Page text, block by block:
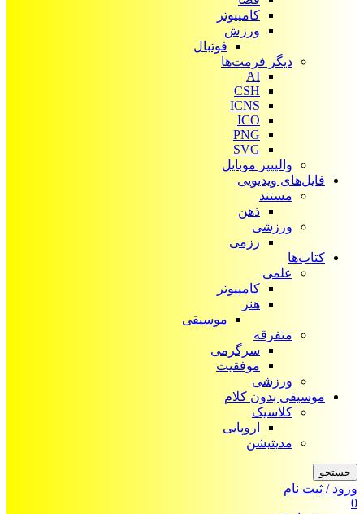
کامپیوتر
ورزش
فوتبال
دیگر فرمت‌ها
AI
CSH
ICNS
ICO
PNG
SVG
والپیپر موبایل
فایل‌های ویدیویی
مستند
ذهن
ورزشی
رزمی
کتاب‌ها
علمی
کامپیوتر
هنر
موسیقی
متفرقه
سرگرمی
موفقیت
ورزشی
موسیقی بدون کلام
کلاسیک
اروپایی
مدیتیشن
جستجو
ورود / ثبت نام
0